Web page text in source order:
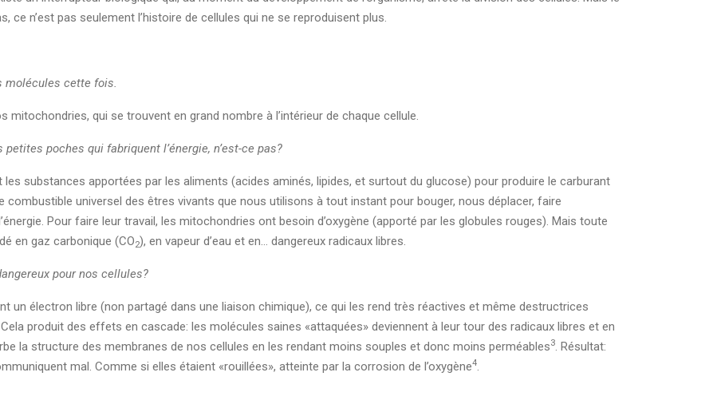
ce n’est pas seulement l’histoire de cellules qui ne se reproduisent plus.
molécules cette fois.
qui se trouvent en grand nombre à l’intérieur de chaque cellule.
poches qui fabriquent l’énergie, n’est-ce pas?
substances apportées par les aliments (acides aminés, lipides, et surtout du glucose) pour produire le carburant
combustible universel des êtres vivants que nous utilisons à tout instant pour bouger, nous déplacer, faire
Pour faire leur travail, les mitochondries ont besoin d’oxygène (apporté par les globules rouges). Mais toute
en gaz carbonique (CO2), en vapeur d’eau et en… dangereux radicaux libres.
pour nos cellules?
un électron libre (non partagé dans une liaison chimique), ce qui les rend très réactives et même destructrices
produit des effets en cascade: les molécules saines «attaquées» deviennent à leur tour des radicaux libres et en
la structure des membranes de nos cellules en les rendant moins souples et donc moins perméables3. Résultat:
mal. Comme si elles étaient «rouillées», atteinte par la corrosion de l’oxygène4.